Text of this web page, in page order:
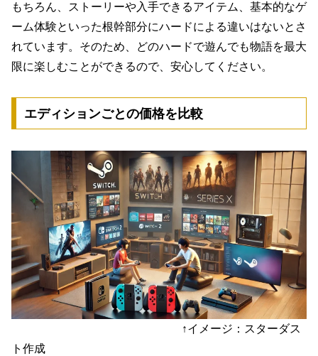
もちろん、ストーリーや入手できるアイテム、基本的なゲ
ーム体験といった根幹部分にハードによる違いはないとさ
れています。そのため、どのハードで遊んでも物語を最大
限に楽しむことができるので、安心してください。
エディションごとの価格を比較
↑イメージ：スターダス
ト作成